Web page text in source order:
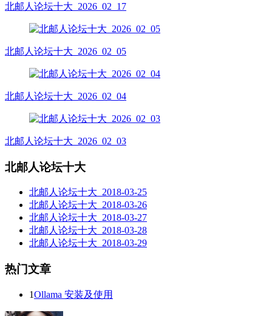
北邮人论坛十大_2026_02_17
北邮人论坛十大_2026_02_05
北邮人论坛十大_2026_02_04
北邮人论坛十大_2026_02_03
北邮人论坛十大
北邮人论坛十大_2018-03-25
北邮人论坛十大_2018-03-26
北邮人论坛十大_2018-03-27
北邮人论坛十大_2018-03-28
北邮人论坛十大_2018-03-29
热门文章
1Ollama 安装及使用